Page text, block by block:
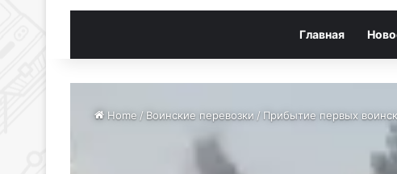
Главная
Home /Воинские перевозки / Прибытие первых